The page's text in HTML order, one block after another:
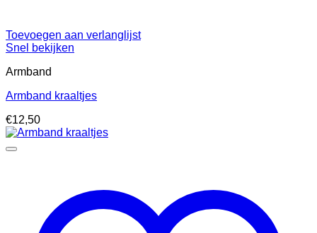
Toevoegen aan verlanglijst
Snel bekijken
Armband
Armband kraaltjes
€12,50